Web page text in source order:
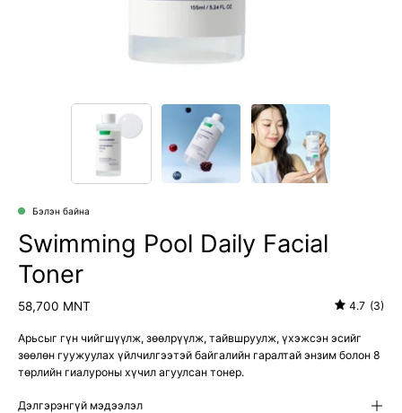
Бэлэн байна
Swimming Pool Daily Facial
Toner
58,700 MNT 4.7 (3)
Арьсыг гүн чийгшүүлж, зөөлрүүлж, тайвшруулж, үхэжсэн эсийг
зөөлөн гуужуулах үйлчилгээтэй байгалийн гаралтай энзим болон 8
төрлийн гиалуроны хүчил агуулсан тонер.
Дэлгэрэнгүй мэдээлэл